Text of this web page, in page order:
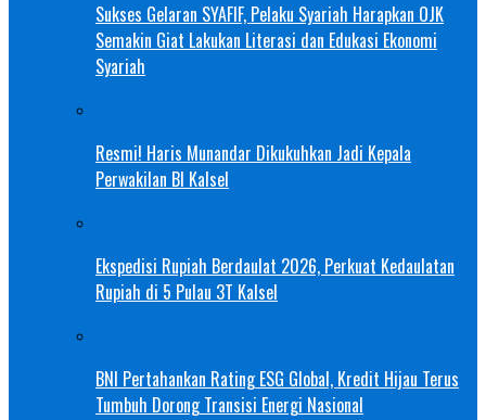
Sukses Gelaran SYAFIF, Pelaku Syariah Harapkan OJK
Semakin Giat Lakukan Literasi dan Edukasi Ekonomi
Syariah
Resmi! Haris Munandar Dikukuhkan Jadi Kepala
Perwakilan BI Kalsel
Ekspedisi Rupiah Berdaulat 2026, Perkuat Kedaulatan
Rupiah di 5 Pulau 3T Kalsel
BNI Pertahankan Rating ESG Global, Kredit Hijau Terus
Tumbuh Dorong Transisi Energi Nasional